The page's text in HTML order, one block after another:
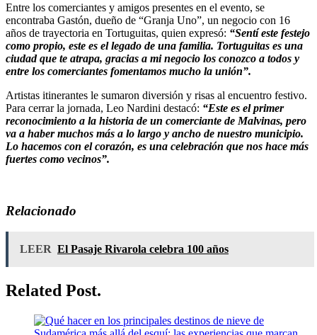
Entre los comerciantes y amigos presentes en el evento, se
encontraba Gastón, dueño de “Granja Uno”, un negocio con 16
años de trayectoria en Tortuguitas, quien expresó: “Sentí este festejo
como propio, este es el legado de una familia. Tortuguitas es una
ciudad que te atrapa, gracias a mi negocio los conozco a todos y
entre los comerciantes fomentamos mucho la unión”.
Artistas itinerantes le sumaron diversión y risas al encuentro festivo.
Para cerrar la jornada, Leo Nardini destacó: “Este es el primer
reconocimiento a la historia de un comerciante de Malvinas, pero
va a haber muchos más a lo largo y ancho de nuestro municipio.
Lo hacemos con el corazón, es una celebración que nos hace más
fuertes como vecinos”.
Relacionado
LEER El Pasaje Rivarola celebra 100 años
Related Post.